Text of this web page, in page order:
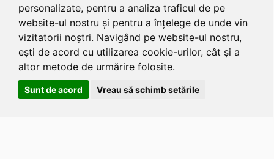
personalizate, pentru a analiza traficul de pe
website-ul nostru și pentru a înțelege de unde vin
vizitatorii noștri. Navigând pe website-ul nostru,
ești de acord cu utilizarea cookie-urilor, cât și a
altor metode de urmărire folosite.
Sunt de acord Vreau să schimb setările